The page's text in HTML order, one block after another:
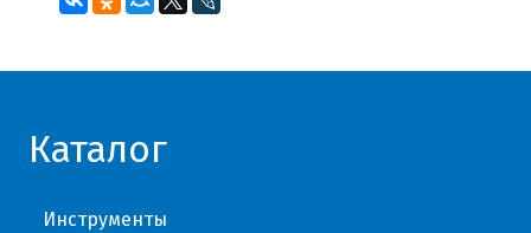
Каталог
Инструменты